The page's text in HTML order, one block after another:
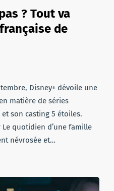
? Tout va
de
Disney+ dévoile une
matière de séries
son casting 5 étoiles.
Le quotidien d’une famille
névrosée et…